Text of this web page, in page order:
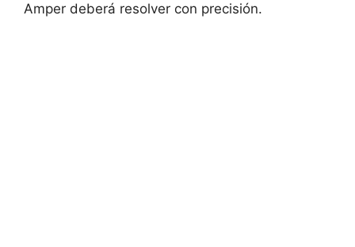
Amper deberá resolver con precisión.